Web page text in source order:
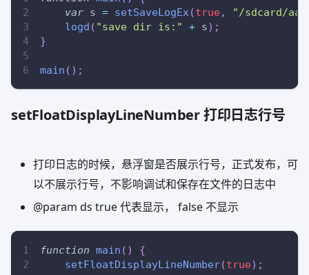
var s = setSaveLogEx (true,
"/sdcard/
logd ( "save dir is:" + s) ;
}
main ( ) ;
setFloatDisplayLineNumber 打印日志行号
打印日志的时候，悬浮窗是否展示行号，正式发布，可
以不展示行号，不影响调试和保存在文件的日志中
@param ds true 代表显示， false 不显示
function main ( )
{
setFloatDisplayLineNumber(true) ;